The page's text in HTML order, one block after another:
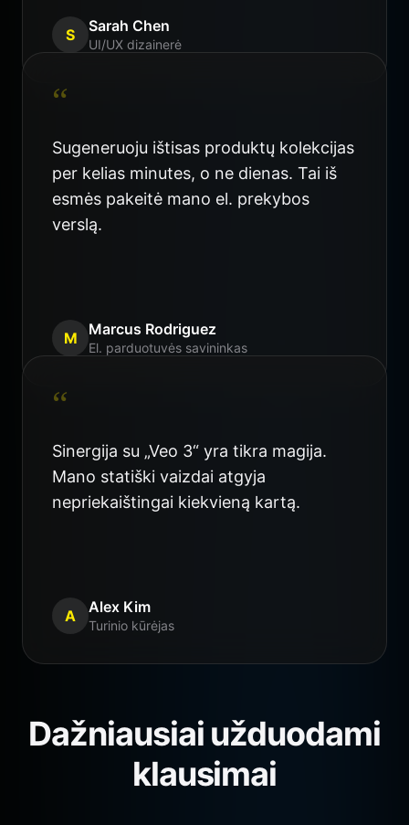
S Sarah Chen
UI/UX dizainerė
“
Sugeneruoju ištisas produktų kolekcijas
per kelias minutes, o ne dienas. Tai iš
esmės pakeitė mano el. prekybos
verslą.
M Marcus Rodriguez
El. parduotuvės savininkas
“
Sinergija su „Veo 3“ yra tikra magija.
Mano statiški vaizdai atgyja
nepriekaištingai kiekvieną kartą.
A Alex Kim
Turinio kūrėjas
Dažniausiai užduodami
klausimai